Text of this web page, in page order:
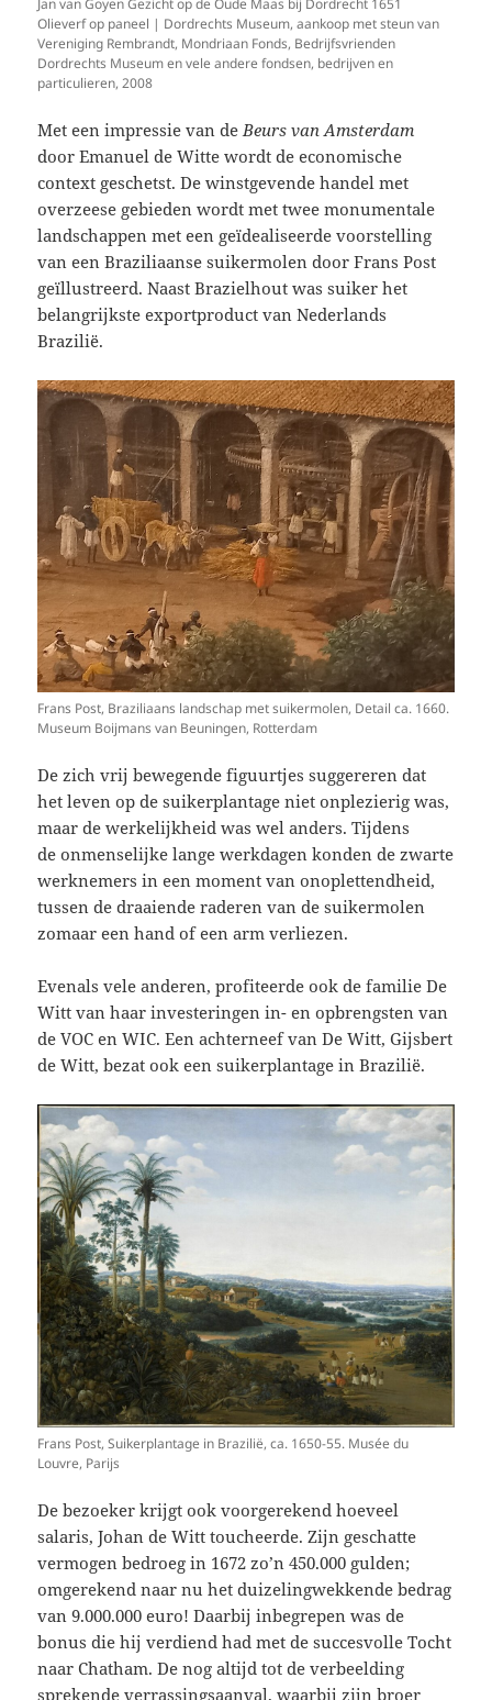
Jan van Goyen Gezicht op de Oude Maas bij Dordrecht 1651
Olieverf op paneel | Dordrechts Museum, aankoop met steun van
Vereniging Rembrandt, Mondriaan Fonds, Bedrijfsvrienden
Dordrechts Museum en vele andere fondsen, bedrijven en
particulieren, 2008
Met een impressie van deBeurs van Amsterdam
door Emanuel de Witte wordt de economische
context geschetst. De winstgevende handel met
overzeese gebieden wordt met twee monumentale
landschappen met een geïdealiseerde voorstelling
van een Braziliaanse suikermolen door Frans Post
geïllustreerd. Naast Brazielhout was suiker het
belangrijkste exportproduct van Nederlands
Brazilië.
Frans Post, Braziliaans landschap met suikermolen, Detail ca. 1660.
Museum Boijmans van Beuningen, Rotterdam
De zich vrij bewegende figuurtjes suggereren dat
het leven op de suikerplantage niet onplezierig was,
maar de werkelijkheid was wel anders. Tijdens
de onmenselijke lange werkdagen konden de zwarte
werknemers in een moment van onoplettendheid,
tussen de draaiende raderen van de suikermolen
zomaar een hand of een arm verliezen.
Evenals vele anderen, profiteerde ook de familie De
Witt van haar investeringen in- en opbrengsten van
de VOC en WIC. Een achterneef van De Witt, Gijsbert
de Witt, bezat ook een suikerplantage in Brazilië.
Frans Post, Suikerplantage in Brazilië, ca. 1650-55. Musée du
Louvre, Parijs
De bezoeker krijgt ook voorgerekend hoeveel
salaris, Johan de Witt toucheerde. Zijn geschatte
vermogen bedroeg in 1672 zo’n 450.000 gulden;
omgerekend naar nu het duizelingwekkende bedrag
van 9.000.000 euro! Daarbij inbegrepen was de
bonus die hij verdiend had met de succesvolle Tocht
naar Chatham. De nog altijd tot de verbeelding
sprekende verrassingsaanval, waarbij zijn broer